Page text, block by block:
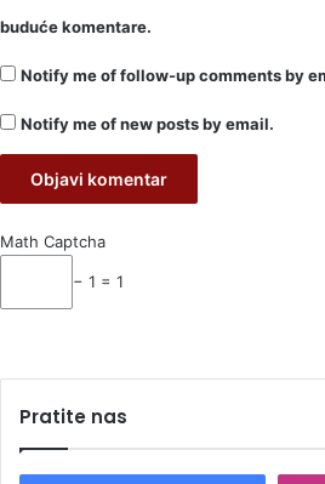
buduće komentare.
Notify me of follow-up comments by
Notify me of new posts by email.
Math Captcha
− 1 = 1
Pratite nas